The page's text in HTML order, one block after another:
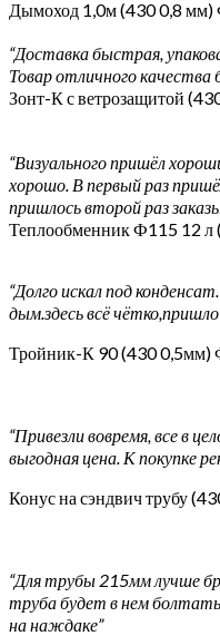
Дымоход 1,0м (430 0,8
“Доставка быстрая,
Товар отличного качества
Зонт-К с ветрозащитой
“Визуального пришёл
хорошо. В первый раз
пришлось второй раз
Теплообменник Ф115 12 л
“Долго искал под
дым.здесь всё
Тройник-К 90 (430 0,5мм)
“Привезли вовремя, все в
выгодная цена. К покупке
Конус на сэндвич трубу
“Для трубы 215мм лучше
труба будет в нем
на наждаке”